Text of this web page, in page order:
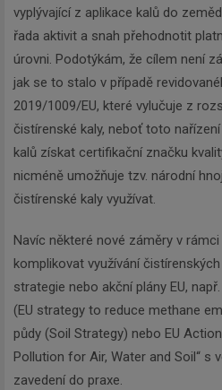
vyplývající z aplikace kalů do
řada aktivit a snah přehodnotit
úrovni. Podotýkám, že cílem není
jak se to stalo v případě
2019/1009/EU, které vylučuje z
čistírenské kaly, neboť toto
kalů získat certifikační značku
nicméně umožňuje tzv. národní
čistírenské kaly využívat.
Navíc některé nové záměry v rámci
komplikovat využívání
strategie nebo akční plány EU,
(EU strategy to reduce methane
půdy (Soil Strategy) nebo EU
Pollution for Air, Water and Soil“ s
zavedení do praxe.